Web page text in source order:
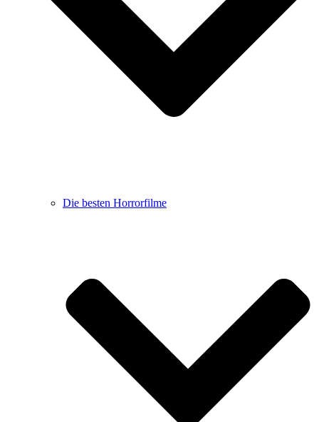
Die besten Horrorfilme